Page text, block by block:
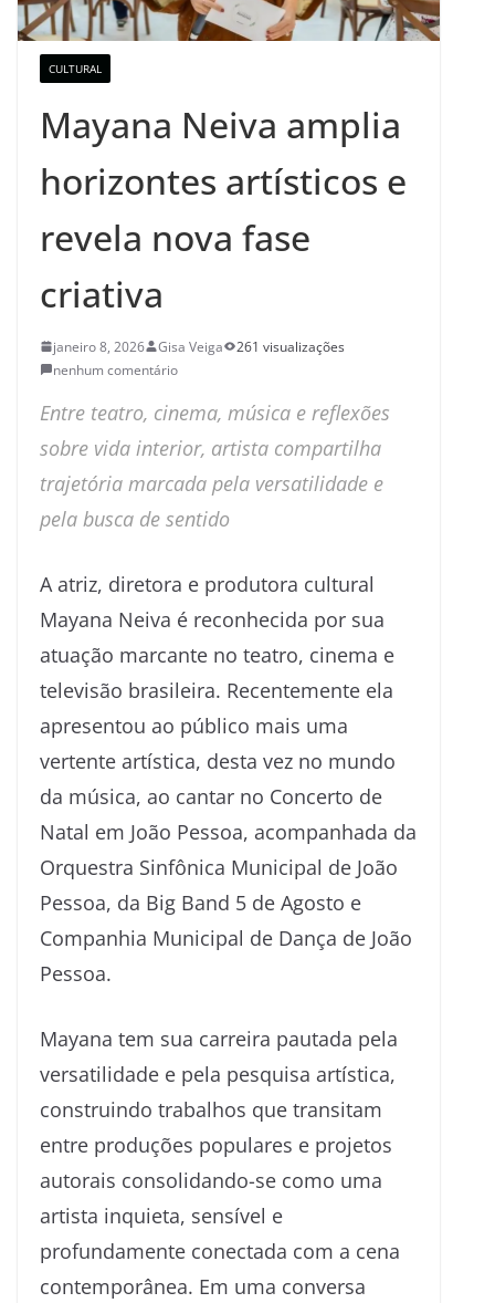
CULTURAL
Mayana Neiva amplia
horizontes artísticos e
revela nova fase
criativa
janeiro 8, 2026 Gisa Veiga
261 visualizações
nenhum comentário
Entre teatro, cinema, música e reflexões
sobre vida interior, artista compartilha
trajetória marcada pela versatilidade e
pela busca de sentido
A atriz, diretora e produtora cultural
Mayana Neiva é reconhecida por sua
atuação marcante no teatro, cinema e
televisão brasileira. Recentemente ela
apresentou ao público mais uma
vertente artística, desta vez no mundo
da música, ao cantar no Concerto de
Natal em João Pessoa, acompanhada da
Orquestra Sinfônica Municipal de João
Pessoa, da Big Band 5 de Agosto e
Companhia Municipal de Dança de João
Pessoa.
Mayana tem sua carreira pautada pela
versatilidade e pela pesquisa artística,
construindo trabalhos que transitam
entre produções populares e projetos
autorais consolidando-se como uma
artista inquieta, sensível e
profundamente conectada com a cena
contemporânea. Em uma conversa